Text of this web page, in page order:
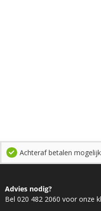
Achteraf betalen mogelijk
Advies nodig?
Bel 020 482 2060 voor onze